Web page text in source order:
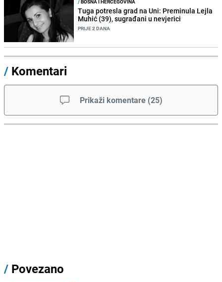
/ BOSNA I HERCEGOVINA
Tuga potresla grad na Uni: Preminula Lejla
Muhić (39), sugrađani u nevjerici
PRIJE 2 DANA
/ Komentari
Prikaži komentare (25)
/ Povezano